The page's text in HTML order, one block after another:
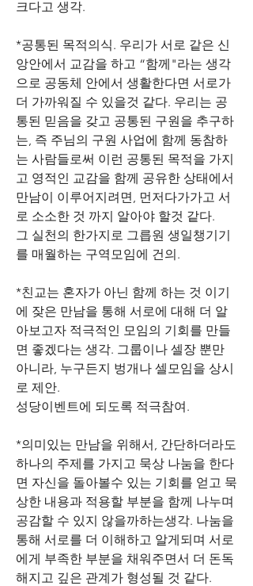
크다고 생각.
*공통된 목적의식. 우리가 서로 같은 신
앙안에서 교감을 하고 “함께"라는 생각
으로 공동체 안에서 생활한다면 서로가
더 가까워질 수 있을것 같다. 우리는 공
통된 믿음을 갖고 공통된 구원을 추구하
는, 즉 주님의 구원 사업에 함께 동참하
는 사람들로써 이런 공통된 목적을 가지
고 영적인 교감을 함께 공유한 상태에서
만남이 이루어지려면, 먼저다가가고 서
로 소소한 것 까지 알아야 할것 같다.
그 실천의 한가지로 그릅원 생일챙기기
를 매월하는 구역모임에 건의.
*친교는 혼자가 아닌 함께 하는 것 이기
에 잦은 만남을 통해 서로에 대해 더 알
아보고자 적극적인 모임의 기회를 만들
면 좋겠다는 생각. 그룹이나 셀장 뿐만
아니라, 누구든지 벙개나 셀모임을 상시
로 제안.
성당이벤트에 되도록 적극참여.
*의미있는 만남을 위해서, 간단하더라도
하나의 주제를 가지고 묵상 나눔을 한다
면 자신을 돌아볼수 있는 기회를 얻고 묵
상한 내용과 적용할 부분을 함께 나누며
공감할 수 있지 않을까하는생각. 나눔을
통해 서로를 더 이해하고 알게되며 서로
에게 부족한 부분을 채워주면서 더 돈독
해지고 깊은 관계가 형성될 것 같다.